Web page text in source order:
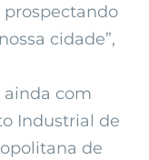
prospectando
cidade”,
com
Industrial de
de